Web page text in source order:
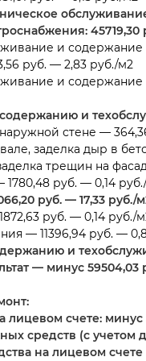
45719,30
и
руб. — 2,83 руб./м2
и
и
стене —
заделка дыр в
трещин на
руб. — 0,14
руб. — 17,33 руб./
руб. — 0,14 руб./
— 11396,94 руб. —
и
— минус 59504,03
лицевом счете: минус
средств (с учетом
на лицевом счете